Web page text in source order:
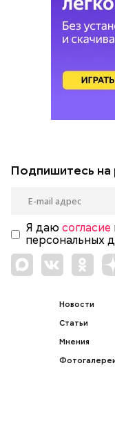
Подпишитесь на
Я даю согласие
персональных
Новости
Статьи
Мнения